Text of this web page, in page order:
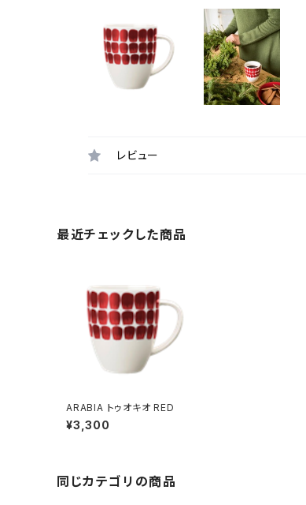
レビュー
最近チェックした商品
ARABIA トゥオキオ RED
¥3,300
同じカテゴリの商品